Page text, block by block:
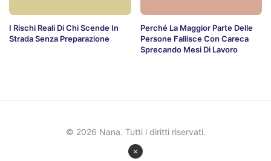
I Rischi Reali Di Chi Scende In
Strada Senza Preparazione
Perché La Maggior Parte Delle
Persone Fallisce Con Careca
Sprecando Mesi Di Lavoro
×
© 2026 Nana. Tutti i diritti riservati.